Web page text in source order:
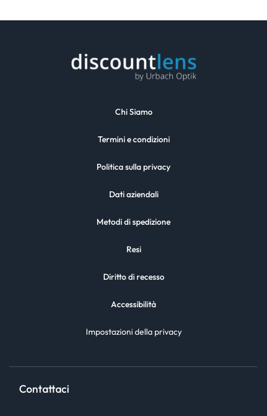
Chi Siamo
Termini e condizioni
Politica sulla privacy
Dati aziendali
Metodi di spedizione
Resi
Diritto di recesso
Accessibilità
Impostazioni della privacy
Contattaci